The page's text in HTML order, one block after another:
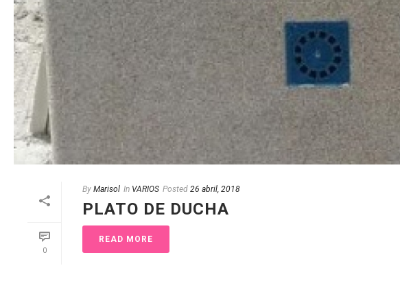
0
By Marisol In VARIOS Posted 26 abril, 2018
PLATO DE DUCHA
READ MORE